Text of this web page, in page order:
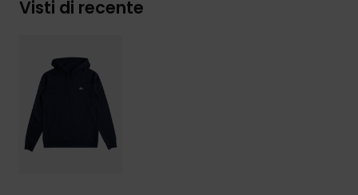
Visti di recente